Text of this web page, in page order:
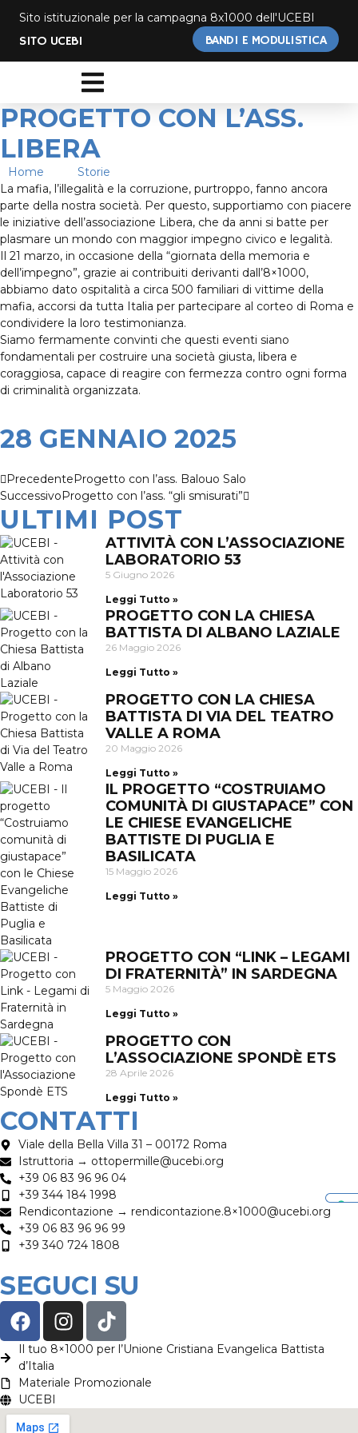
Sito istituzionale per la campagna 8x1000 dell'UCEBI
SITO UCEBI BANDI E MODULISTICA
PROGETTO CON L’ASS.
LIBERA
Home Storie
La mafia, l’illegalità e la corruzione, purtroppo, fanno ancora
parte della nostra società. Per questo, supportiamo con piacere
le iniziative dell’associazione Libera, che da anni si batte per
plasmare un mondo con maggior impegno civico e legalità.
Il 21 marzo, in occasione della “giornata della memoria e
dell’impegno”, grazie ai contribuiti derivanti dall’8×1000,
abbiamo dato ospitalità a circa 500 familiari di vittime della
mafia, accorsi da tutta Italia per partecipare al corteo di Roma e
condividere la loro testimonianza.
Siamo fermamente convinti che questi eventi siano
fondamentali per costruire una società giusta, libera e
coraggiosa, capace di reagire con fermezza contro ogni forma
di criminalità organizzata.
28 GENNAIO 2025
PrecedenteProgetto con l’ass. Balouo Salo
SuccessivoProgetto con l’ass. “gli smisurati”
ULTIMI POST
ATTIVITÀ CON L’ASSOCIAZIONE
LABORATORIO 53
5 Giugno 2026
Leggi Tutto »
PROGETTO CON LA CHIESA
BATTISTA DI ALBANO LAZIALE
26 Maggio 2026
Leggi Tutto »
PROGETTO CON LA CHIESA
BATTISTA DI VIA DEL TEATRO
VALLE A ROMA
20 Maggio 2026
Leggi Tutto »
IL PROGETTO “COSTRUIAMO
COMUNITÀ DI GIUSTAPACE” CON
LE CHIESE EVANGELICHE
BATTISTE DI PUGLIA E
BASILICATA
15 Maggio 2026
Leggi Tutto »
PROGETTO CON “LINK – LEGAMI
DI FRATERNITÀ” IN SARDEGNA
5 Maggio 2026
Leggi Tutto »
PROGETTO CON
L’ASSOCIAZIONE SPONDÈ ETS
28 Aprile 2026
Leggi Tutto »
CONTATTI
Viale della Bella Villa 31 – 00172 Roma
Istruttoria → ottopermille@ucebi.org
+39 06 83 96 96 04
+39 344 184 1998
Rendicontazione → rendicontazione.8×1000@ucebi.org
+39 06 83 96 96 99
+39 340 724 1808
SEGUCI SU
Il tuo 8×1000 per l’Unione Cristiana Evangelica Battista
d’Italia
Materiale Promozionale
UCEBI